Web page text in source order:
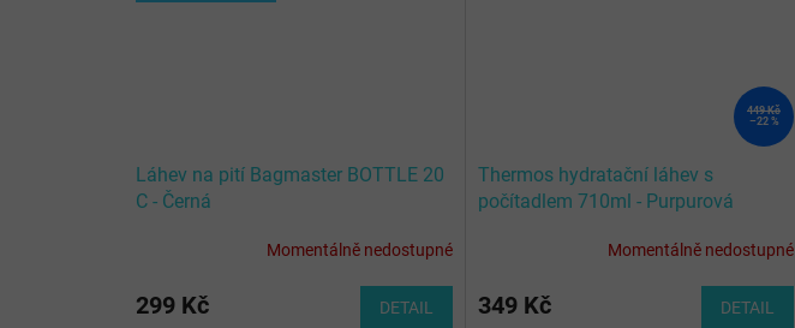
Láhev na pití Bagmaster BOTTLE 20
C - Černá
Momentálně nedostupné
299 Kč DETAIL
449 Kč
–22 %
Thermos hydratační láhev s
počítadlem 710ml - Purpurová
Momentálně nedostupné
349 Kč DETAIL